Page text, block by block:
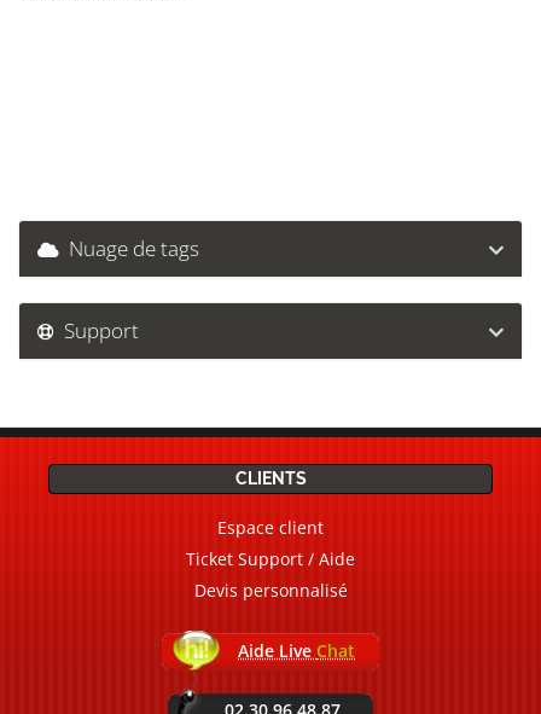
Nuage de tags
Support
CLIENTS
Espace client
Ticket Support / Aide
Devis personnalisé
Aide Live Chat